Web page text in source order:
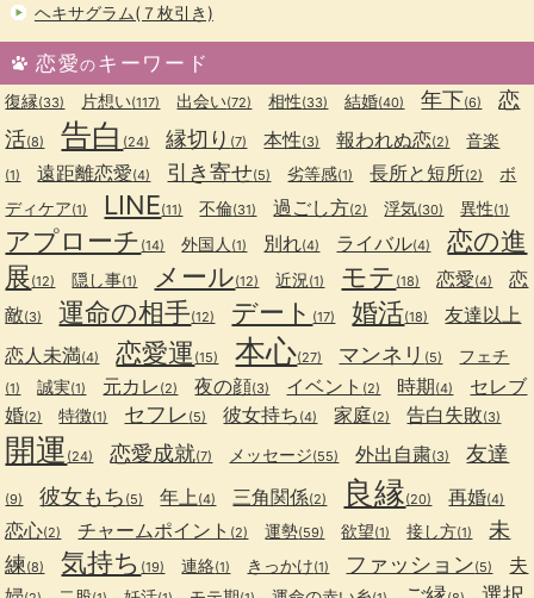
ヘキサグラム(７枚引き)
恋愛のキーワード
復縁(33) 片想い(117) 出会い(72) 相性(33) 結婚(40) 年下(6)
恋
活(8) 告白 (24) 縁切り (7) 本性(3) 報われぬ恋(2) 音楽
(1) 遠距離恋愛(4) 引き寄せ(5) 劣等感(1) 長所と短所(2)
ボ
ディケア(1) LINE(11) 不倫(31) 過ごし方(2) 浮気(30) 異性(1)
アプローチ (14) 外国人 (1) 別れ(4) ライバル(4)
恋の進
展(12) 隠し事(1) メール(12) 近況 (1) モテ (18) 恋愛(4)
恋
敵(3) 運命の相手(12) デート (17) 婚活(18)
友達以上
恋人未満(4) 恋愛運 (15) 本心(27) マンネリ (5) フェチ
(1) 誠実(1) 元カレ (2) 夜の顔(3) イベント (2) 時期(4)
セレブ
婚(2) 特徴(1) セフレ (5) 彼女持ち (4) 家庭(2) 告白失敗(3)
開運 (24) 恋愛成就(7) メッセージ(55) 外出自粛(3) 友達
(9) 彼女もち (5) 年上 (4) 三角関係(2) 良縁(20) 再婚(4)
恋心(2) チャームポイント (2) 運勢(59) 欲望(1) 接し方(1)
未
練(8) 気持ち (19) 連絡(1) きっかけ(1) ファッション(5)
夫